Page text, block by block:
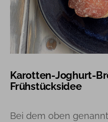
Karotten-Joghurt-
Frühstücksidee
Bei dem oben